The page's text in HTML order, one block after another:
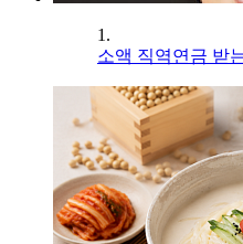
1.
소액 직역연금 받